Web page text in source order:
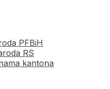
PFBiH
RS
kantona